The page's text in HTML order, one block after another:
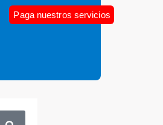
Paga nuestros servicios